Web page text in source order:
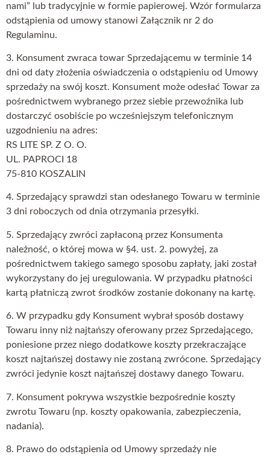
nami” lub tradycyjnie w formie papierowej. Wzór formularza
odstąpienia od umowy stanowi Załącznik nr 2 do
Regulaminu.
3. Konsument zwraca towar Sprzedającemu w terminie 14
dni od daty złożenia oświadczenia o odstąpieniu od Umowy
sprzedaży na swój koszt. Konsument może odesłać Towar za
pośrednictwem wybranego przez siebie przewoźnika lub
dostarczyć osobiście po wcześniejszym telefonicznym
uzgodnieniu na adres:
RS LITE SP. Z O. O.
UL. PAPROCI 18
75-810 KOSZALIN
4. Sprzedający sprawdzi stan odesłanego Towaru w terminie
3 dni roboczych od dnia otrzymania przesyłki.
5. Sprzedający zwróci zapłaconą przez Konsumenta
należność, o której mowa w §4. ust. 2. powyżej, za
pośrednictwem takiego samego sposobu zapłaty, jaki został
wykorzystany do jej uregulowania. W przypadku płatności
kartą płatniczą zwrot środków zostanie dokonany na kartę.
6. W przypadku gdy Konsument wybrał sposób dostawy
Towaru inny niż najtańszy oferowany przez Sprzedającego,
poniesione przez niego dodatkowe koszty przekraczające
koszt najtańszej dostawy nie zostaną zwrócone. Sprzedający
zwróci jedynie koszt najtańszej dostawy danego Towaru.
7. Konsument pokrywa wszystkie bezpośrednie koszty
zwrotu Towaru (np. koszty opakowania, zabezpieczenia,
nadania).
8. Prawo do odstąpienia od Umowy sprzedaży nie